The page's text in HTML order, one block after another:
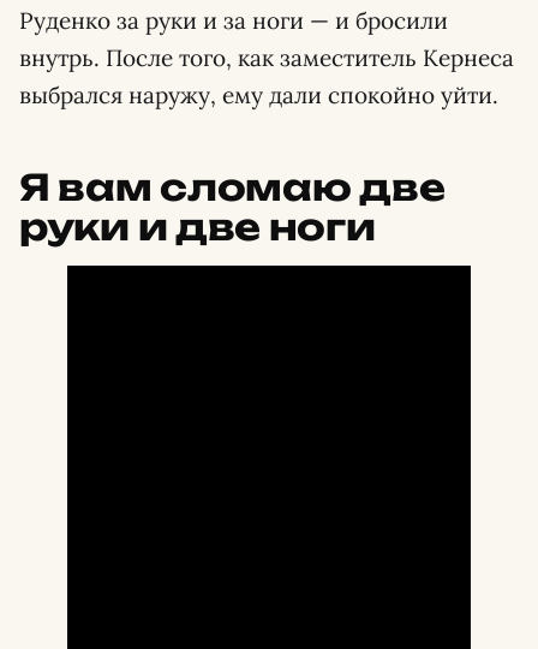
Руденко за руки и за ноги — и бросили
внутрь. После того, как заместитель Кернеса
выбрался наружу, ему дали спокойно уйти.
Я вам сломаю две
руки и две ноги